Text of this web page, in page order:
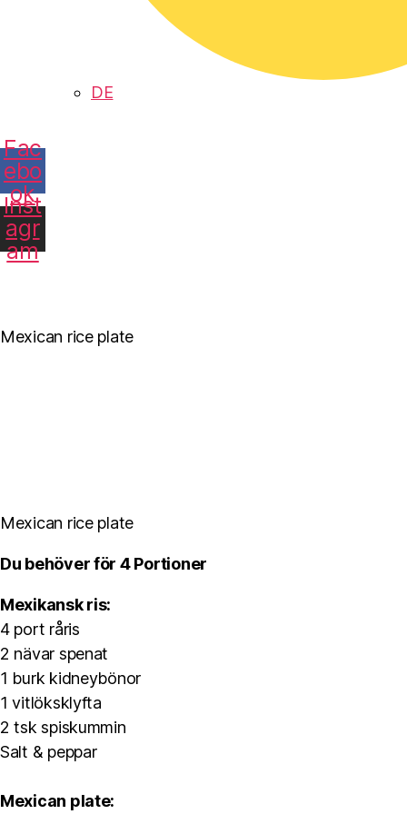
DE
Fac
ebo
ok
Inst
agr
am
Mexican rice plate
Mexican rice plate
Du behöver för 4 Portioner
Mexikansk ris:
4 port råris
2 nävar spenat
1 burk kidneybönor
1 vitlöksklyfta
2 tsk spiskummin
Salt & peppar
Mexican plate: